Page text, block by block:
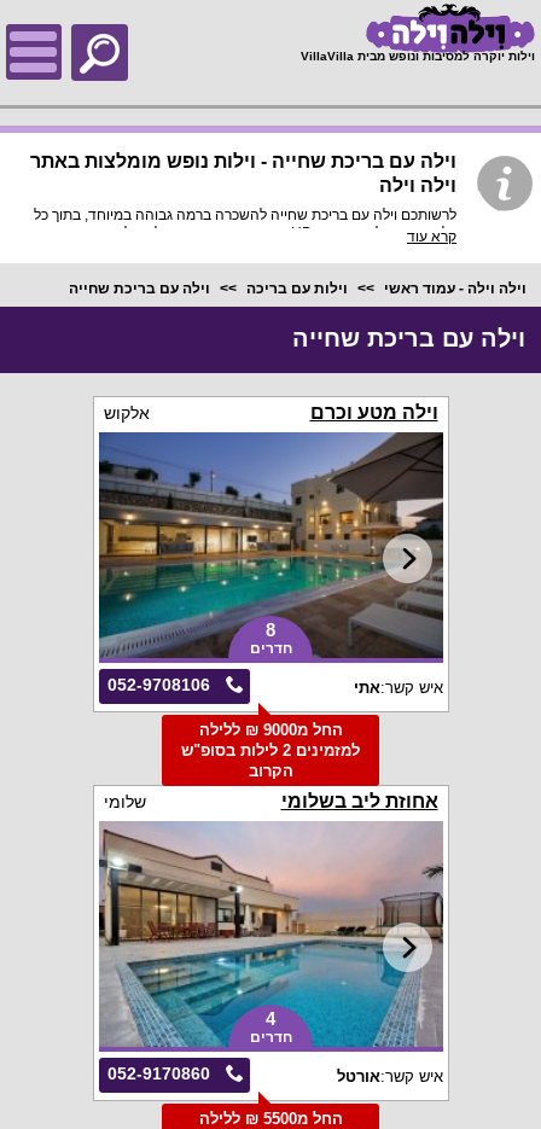
וילות יוקרה למסיבות ונופש מבית VillaVilla
וילה עם בריכת שחייה - וילות נופש מומלצות באתר
וילה וילה
לרשותכם וילה עם בריכת שחייה להשכרה ברמה גבוהה במיוחד, בתוך כל
וילה פירוט מלא, תמונות HD והכי חשוב התאמה מלאה לסמארטפונים
קרא עוד
וילה וילה - עמוד ראשי וילות עם בריכה וילה עם בריכת שחייה
וילה עם בריכת שחייה
וילה מטע וכרם אלקוש
8
חדרים
052-9708106 איש קשר:אתי
החל מ9000 ₪ ללילה
למזמינים 2 לילות בסופ"ש
הקרוב
אחוזת ליב בשלומי שלומי
4
חדרים
052-9170860 איש קשר:אורטל
החל מ5500 ₪ ללילה